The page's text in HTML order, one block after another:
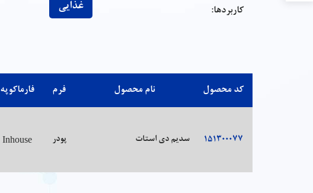
کاربردها: غذایی
کد محصول نام محصول فرم فارماکوپه
151300077 سدیم دی استات پودر Inhouse